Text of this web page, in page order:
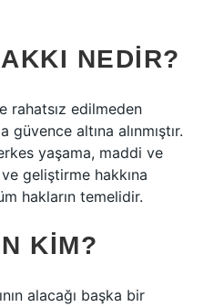
NEDIR?
rahatsız edilmeden
güvence altına alınmıştır.
yaşama, maddi ve
geliştirme hakkına
hakların temelidir.
KIM?
alacağı başka bir